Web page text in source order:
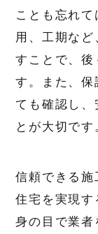
ことも忘れ
用、工期な
すことで、後
す。また、
ても確認し
とが大切です
信頼できる
住宅を実現
身の目で業者